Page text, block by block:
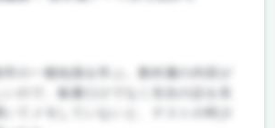
学の一般知識を学ぶ。教科書の内容が
いので、板書だけでなく先生の話を良